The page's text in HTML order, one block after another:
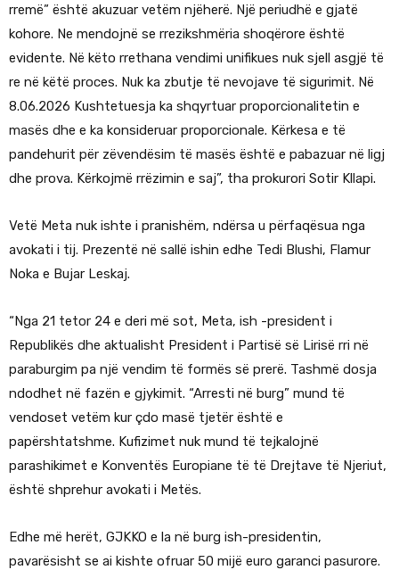
rremë” është akuzuar vetëm njëherë. Një periudhë e gjatë
kohore. Ne mendojnë se rrezikshmëria shoqërore është
evidente. Në këto rrethana vendimi unifikues nuk sjell asgjë të
re në këtë proces. Nuk ka zbutje të nevojave të sigurimit. Në
8.06.2026 Kushtetuesja ka shqyrtuar proporcionalitetin e
masës dhe e ka konsideruar proporcionale. Kërkesa e të
pandehurit për zëvendësim të masës është e pabazuar në ligj
dhe prova. Kërkojmë rrëzimin e saj”, tha prokurori Sotir Kllapi.
Vetë Meta nuk ishte i pranishëm, ndërsa u përfaqësua nga
avokati i tij. Prezentë në sallë ishin edhe Tedi Blushi, Flamur
Noka e Bujar Leskaj.
“Nga 21 tetor 24 e deri më sot, Meta, ish -president i
Republikës dhe aktualisht President i Partisë së Lirisë rri në
paraburgim pa një vendim të formës së prerë. Tashmë dosja
ndodhet në fazën e gjykimit. “Arresti në burg” mund të
vendoset vetëm kur çdo masë tjetër është e
papërshtatshme. Kufizimet nuk mund të tejkalojnë
parashikimet e Konventës Europiane të të Drejtave të Njeriut,
është shprehur avokati i Metës.
Edhe më herët, GJKKO e la në burg ish-presidentin,
pavarësisht se ai kishte ofruar 50 mijë euro garanci pasurore.